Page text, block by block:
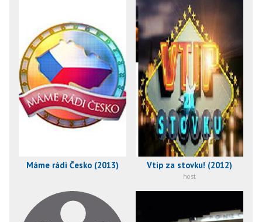
Máme rádi Česko (2013) Vtip za stovku! (2012)
host